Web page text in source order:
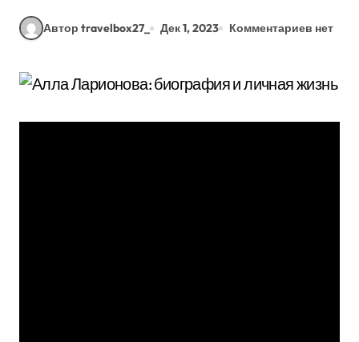
Автор travelbox27_ Дек 1, 2023 Комментариев нет